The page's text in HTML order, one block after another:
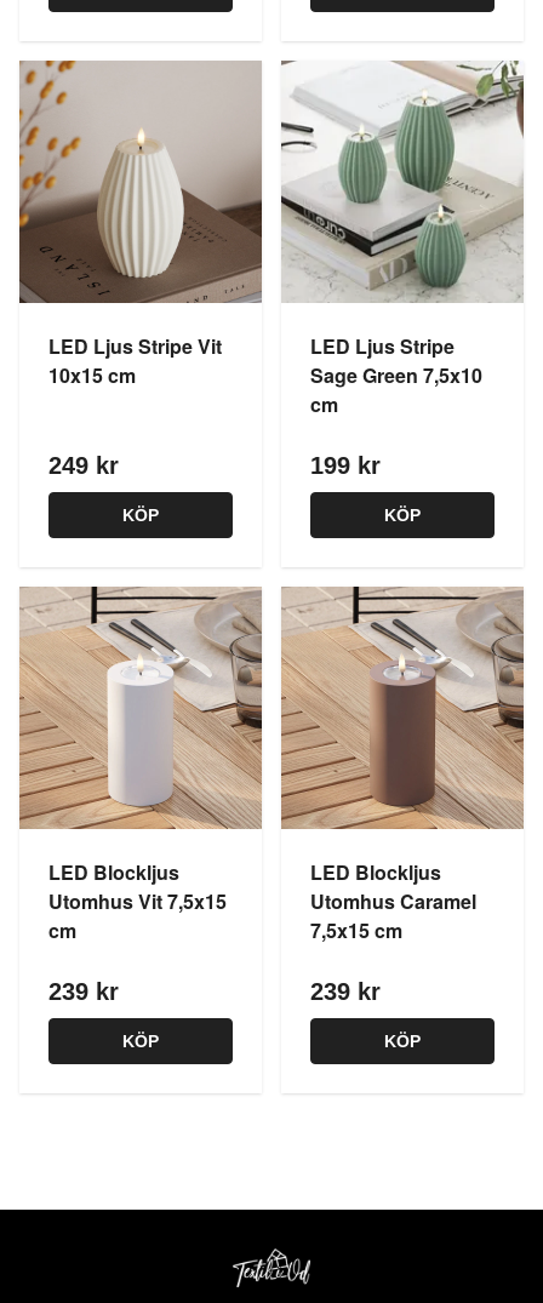
LED Ljus Stripe Vit
10x15 cm
249 kr
KÖP
LED Ljus Stripe
Sage Green 7,5x10
cm
199 kr
KÖP
LED Blockljus
Utomhus Vit 7,5x15
cm
239 kr
KÖP
LED Blockljus
Utomhus Caramel
7,5x15 cm
239 kr
KÖP